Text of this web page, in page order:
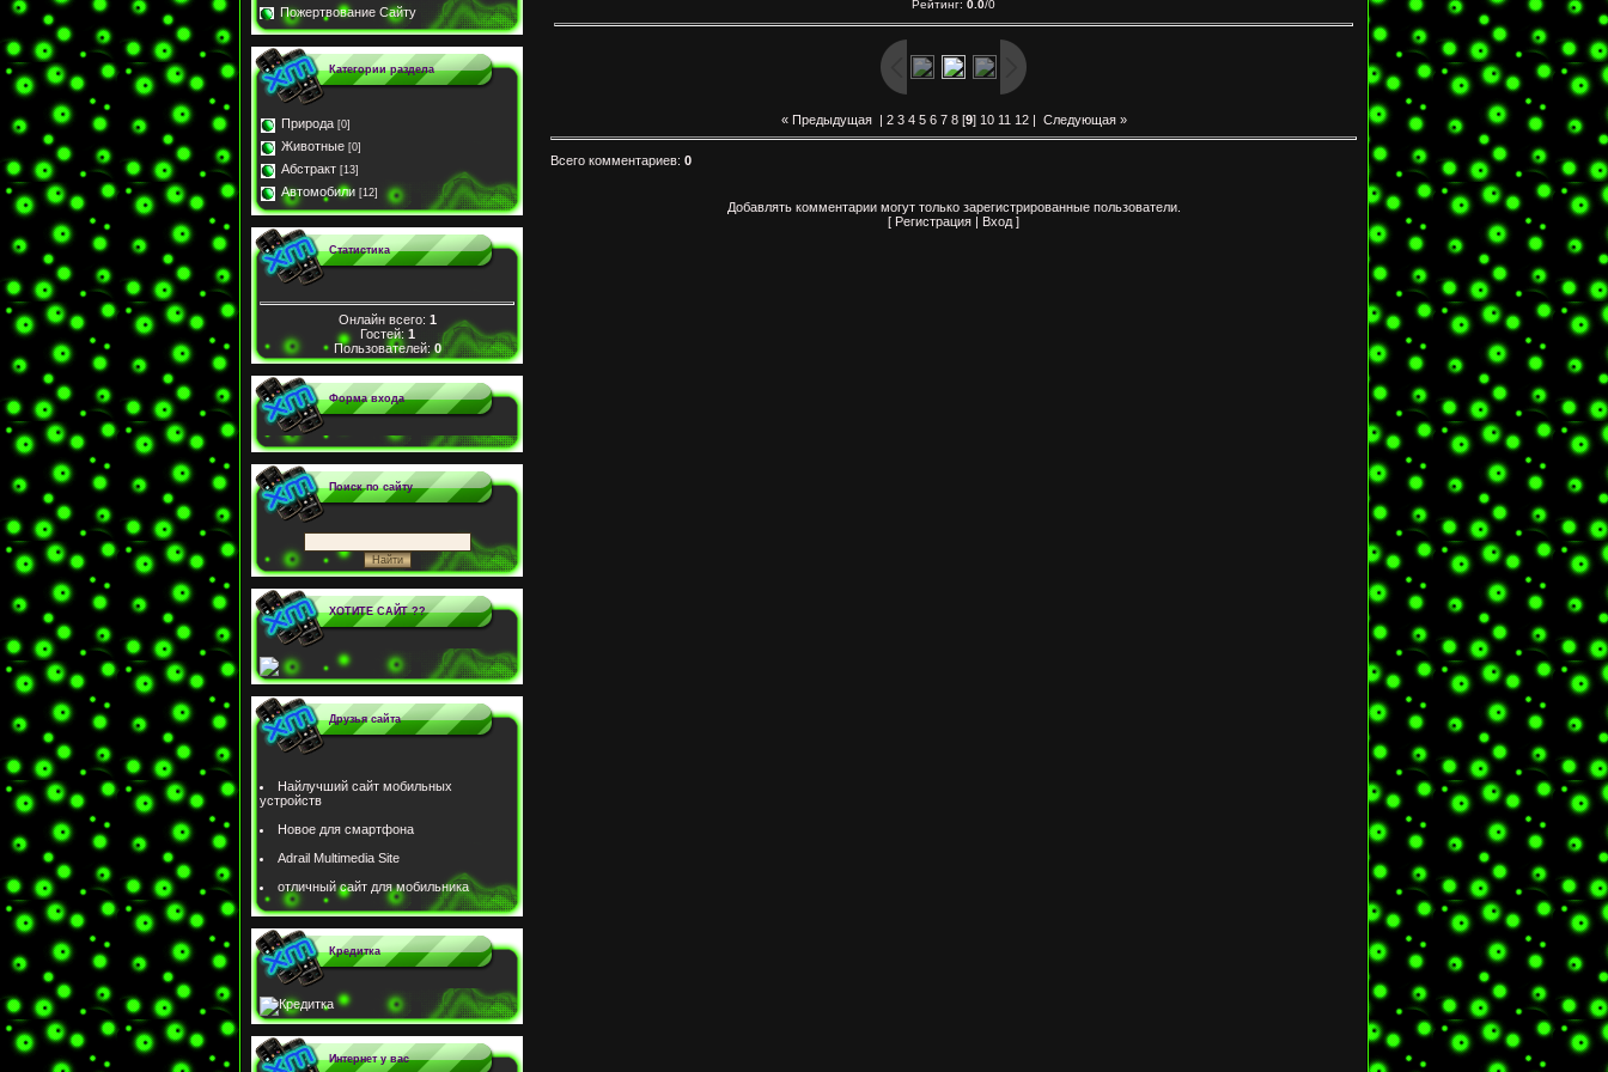
Пожертвование Сайту
Категории раздела
Природа [0]
Животные [0]
Абстракт [13]
Автомобили [12]
Статистика
Онлайн всего: 1
Гостей: 1
Пользователей:0
Форма входа
Поиск по сайту
ХОТИТЕ САЙТ ??
Друзья сайта
Найлучший сайт мобильных
устройств
Новое для смартфона
Adrail Multimedia Site
отличный сайт для мобильника
Кредитка
Интернет у вас
Рейтинг: 0.0/0
« Предыдущая| 2 3 4 5 6 7 8[9] 10 11 12| Следующая »
Всего комментариев: 0
Добавлять комментарии могут только зарегистрированные пользователи.
[ Регистрация Вход ]